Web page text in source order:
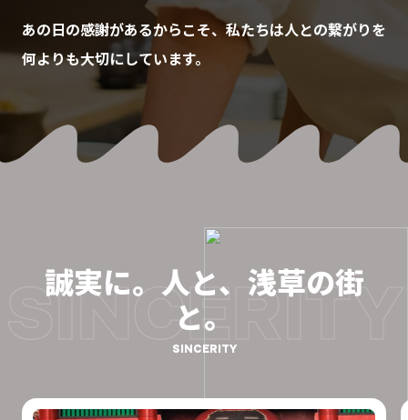
あの日の感謝があるからこそ、私たちは人との繋がりを
何よりも大切にしています。
SINCERITY
誠実に。人と、浅草の街
と。
SINCERITY